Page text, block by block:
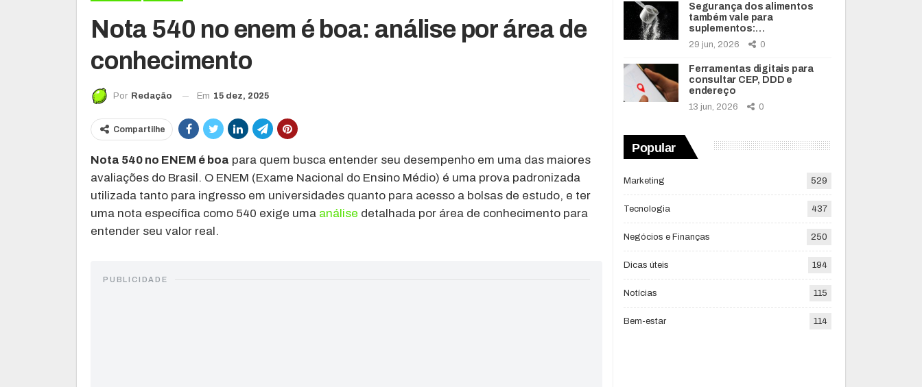
Nota 540 no enem é boa: análise por área de
conhecimento
Por Redação Em 15 dez, 2025
Compartilhe
Nota 540 no ENEM é boa para quem busca entender seu desempenho em uma das maiores
avaliações do Brasil. O ENEM (Exame Nacional do Ensino Médio) é uma prova padronizada
utilizada tanto para ingresso em universidades quanto para acesso a bolsas de estudo, e ter
uma nota específica como 540 exige uma análise detalhada por área de conhecimento para
entender seu valor real.
PUBLICIDADE
Segurança dos alimentos
também vale para
suplementos:…
29 jun, 2026 0
Ferramentas digitais para
consultar CEP, DDD e
endereço
13 jun, 2026 0
Popular
Marketing 529
Tecnologia 437
Negócios e Finanças 250
Dicas úteis 194
Notícias 115
Bem-estar 114